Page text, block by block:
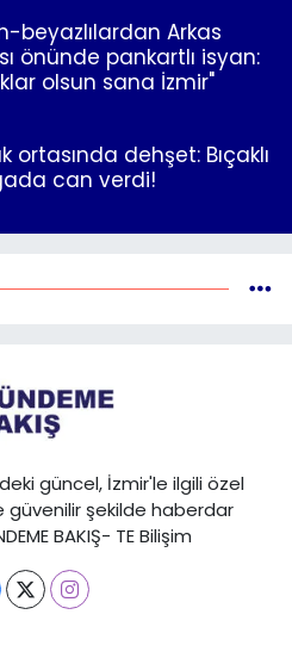
beyazlılardan Arkas
önünde pankartlı isyan:
olsun sana İzmir"
ortasında dehşet: Bıçaklı
can verdi!
güncel, İzmir'le ilgili özel
şekilde haberdar
BAKIŞ- TE Bilişim